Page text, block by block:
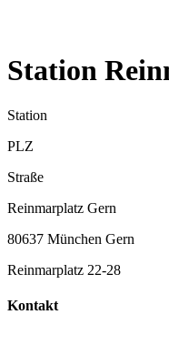
Station
Station
PLZ
Straße
Reinmarplatz Gern
80637 München Gern
Reinmarplatz 22-28
Kontakt